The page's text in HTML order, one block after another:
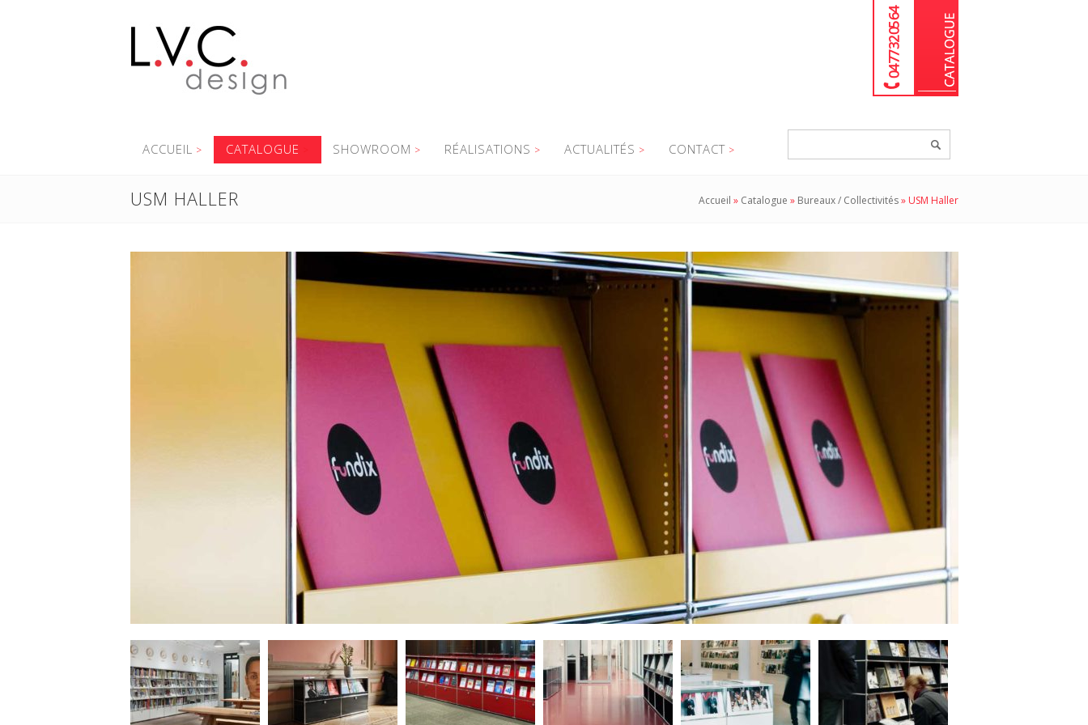
04 77 32 05 64
ACCUEIL CATALOGUE SHOWROOM RÉALISATIONS ACTUALITÉS CONTACT
USM HALLER Accueil » Catalogue » Bureaux / Collectivités» USM Haller